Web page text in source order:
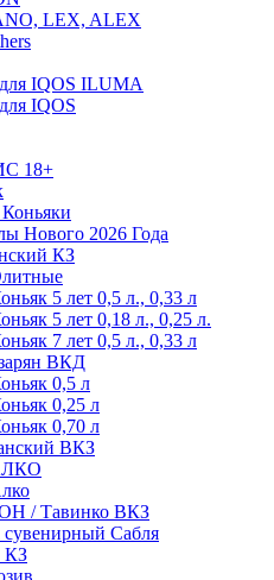
LEX, ALEX
IQOS ILUMA
IQOS
18+
Нового 2026 Года
КЗ
5 лет 0,5 л., 0,33 л
5 лет 0,18 л., 0,25 л.
7 лет 0,5 л., 0,33 л
ВКД
0,5 л
0,25 л
0,70 л
ВКЗ
/ Тавинко ВКЗ
сувенирный Сабля
КЗ